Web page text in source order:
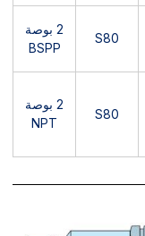
S80
2 بوصة
BSPP
S80
2 بوصة
NPT